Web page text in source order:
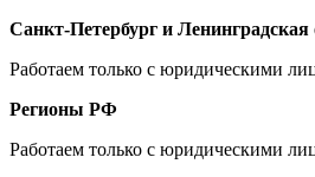
Санкт-Петербург и Ленинградская
Работаем только с юридическими
Регионы РФ
Работаем только с юридическими